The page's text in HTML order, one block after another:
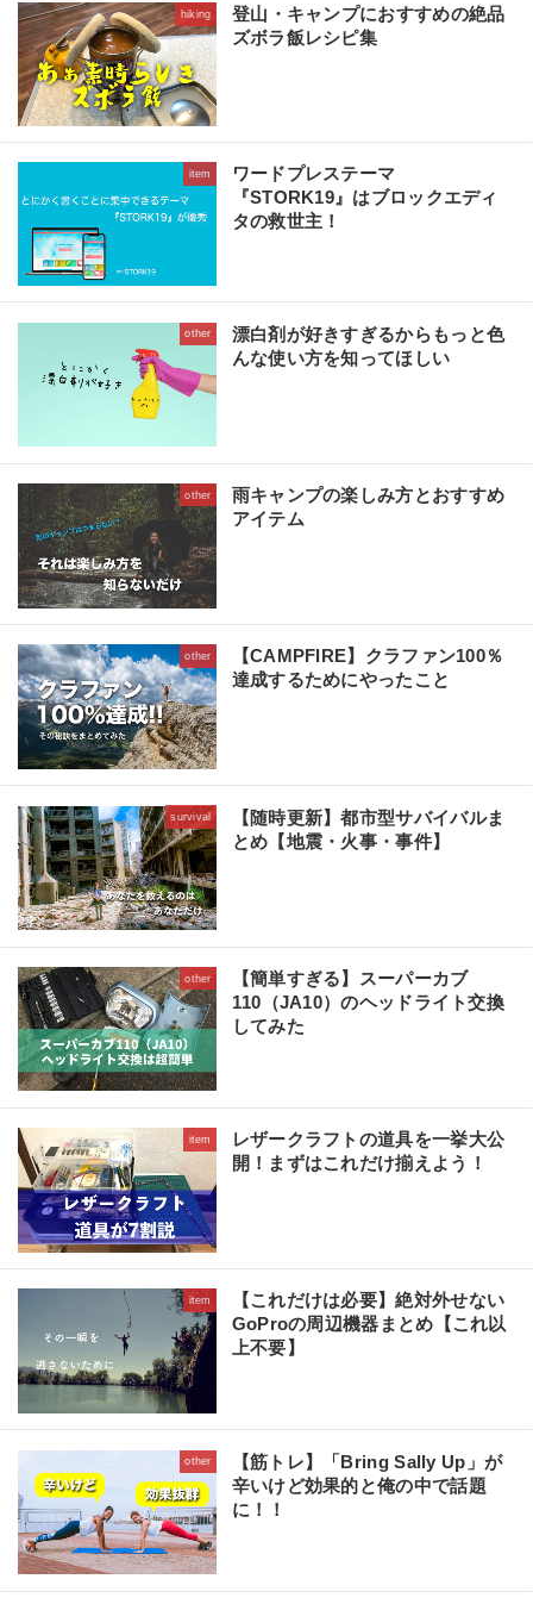
hiking
登山・キャンプにおすすめの絶品
ズボラ飯レシピ集
item
ワードプレステーマ
『STORK19』はブロックエディ
タの救世主！
other
漂白剤が好きすぎるからもっと色
んな使い方を知ってほしい
other
雨キャンプの楽しみ方とおすすめ
アイテム
other
【CAMPFIRE】クラファン100％
達成するためにやったこと
survival
【随時更新】都市型サバイバルま
とめ【地震・火事・事件】
other
【簡単すぎる】スーパーカブ
110（JA10）のヘッドライト交換
してみた
item
レザークラフトの道具を一挙大公
開！まずはこれだけ揃えよう！
item
【これだけは必要】絶対外せない
GoProの周辺機器まとめ【これ以
上不要】
other
【筋トレ】「Bring Sally Up」が
辛いけど効果的と俺の中で話題
に！！